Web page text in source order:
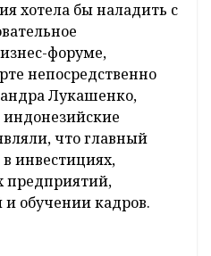
хотела бы наладить с
форуме,
непосредственно
Лукашенко,
что главный
инвестициях,
предприятий,
и обучении кадров.